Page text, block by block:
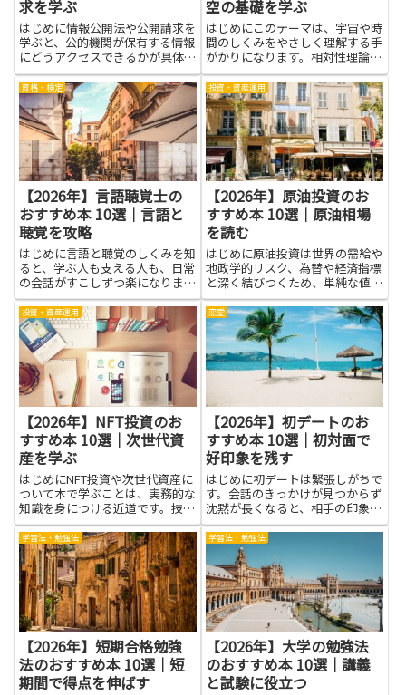
求を学ぶ
はじめに情報公開法や公開請求を
学ぶと、公的機関が保有する情報
にどうアクセスできるかが具体的
にわかります。手続きや権利の基
本を押さえれば、行政に対する説
明責任を求める場面で冷静に行動
でき、取材や研究、地域活動でも
必要な資料を効率良く入手しや
す...
空の基礎を学ぶ
はじめにこのテーマは、宇宙や時
間のしくみをやさしく理解する手
がかりになります。相対性理論入
門を読むと、光の速さが変わらな
い理由や、時間と距離が観測者の
立場で変わることなど、日常では
感じにくい現象を、絵や身近な例
でつかみやすく説明します。公
式...
資格・検定
【2026年】言語聴覚士の
おすすめ本 10選｜言語と
聴覚を攻略
はじめに言語と聴覚のしくみを知
ると、学ぶ人も支える人も、日常
の会話がすこしずつ楽になりま
す。言語聴覚士をめざす方だけで
なく、家族や先生、友だちの話を
よりよく聴き、伝える力を高めた
い人にも、本は大きな手がかりに
なります。ここで紹介する本は、
言...
投資・資産運用
【2026年】原油投資のお
すすめ本 10選｜原油相場
を読む
はじめに原油投資は世界の需給や
地政学的リスク、為替や経済指標
と深く結びつくため、単純な値動
きだけで判断すると思わぬ損失を
招きやすい分野です。本を通じて
原油相場を読む力を磨けば、専門
用語や指標の意味が腑に落ち、ニ
ュースやチャートの背景を自分
で...
投資・資産運用
【2026年】NFT投資のお
すすめ本 10選｜次世代資
産を学ぶ
はじめにNFT投資や次世代資産に
ついて本で学ぶことは、実務的な
知識を身につける近道です。技術
の基本やマーケットの仕組み、法
的な注意点やリスク管理を体系的
に理解できれば、思考が整理され
安易な判断を避けられます。本を
通して得る知識は、実際の投資...
恋愛
【2026年】初デートのお
すすめ本 10選｜初対面で
好印象を残す
はじめに初デートは緊張しがちで
す。会話のきっかけが見つからず
沈黙が長くなると、相手の印象に
も影響します。そんなとき本を手
に取ると、対話のヒントが増え、
場の空気を和ませやすくなりま
す。ここで取り上げるテーマは、
初対面の場面で役立つ考え方や話
し...
学習法・勉強法
【2026年】短期合格勉強
法のおすすめ本 10選｜短
期間で得点を伸ばす
学習法・勉強法
【2026年】大学の勉強法
のおすすめ本 10選｜講義
と試験に役立つ